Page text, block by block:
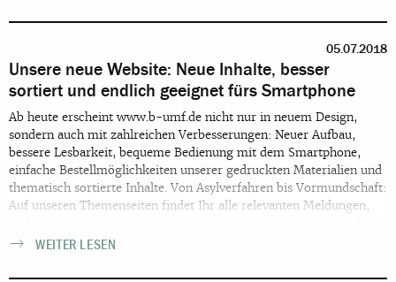
Schwerpunktbereichen ist erwünscht.
05.07.2018
Unsere neue Website: Neue Inhalte, besser
sortiert und endlich geeignet fürs Smartphone
Ab heute erscheint www.b-umf.de nicht nur in neuem Design,
sondern auch mit zahlreichen Verbesserungen: Neuer Aufbau,
bessere Lesbarkeit, bequeme Bedienung mit dem Smartphone,
einfache Bestellmöglichkeiten unserer gedruckten Materialien und
thematisch sortierte Inhalte. Von Asylverfahren bis Vormundschaft:
Auf unseren Themenseiten findet Ihr alle relevanten Meldungen,
der Inhalte wurde komplett überarbeitet. Auf der überarbeiteten
Blick. Für alle Pressevertreter/innen besteht nun die Möglichkeit,
WEITER LESEN